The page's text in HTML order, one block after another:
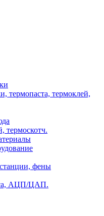
термопаста, термоклей,
термоскотч.
фены
АЦП/ЦАП.